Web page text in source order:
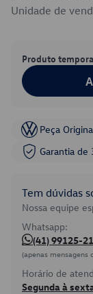
Unidade de
Produto
Peça
Garantia de
Tem dúvidas
Nossa equipe
Whatsapp:
(41) 99125-
(apenas mensagens
Horário de
Segunda à